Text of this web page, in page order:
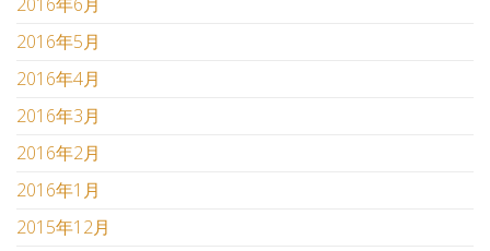
2016年5月
2016年4月
2016年3月
2016年2月
2016年1月
2015年12月